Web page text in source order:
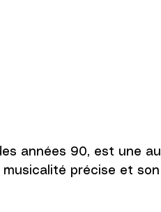
années 90, est une
précise et